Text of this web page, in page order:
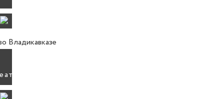
во Владикавказе